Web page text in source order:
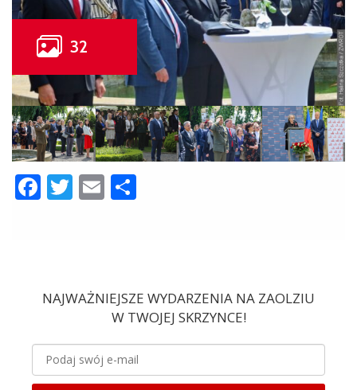
Facebook
Twitter
Email
NAJWAŻNIEJSZE WYDARZENIA NA ZAOLZIU
W TWOJEJ SKRZYNCE!